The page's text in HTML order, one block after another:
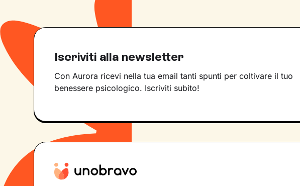
Iscriviti alla newsletter
Con Aurora ricevi nella tua email tanti spunti per coltivare il tuo
benessere psicologico. Iscriviti subito!